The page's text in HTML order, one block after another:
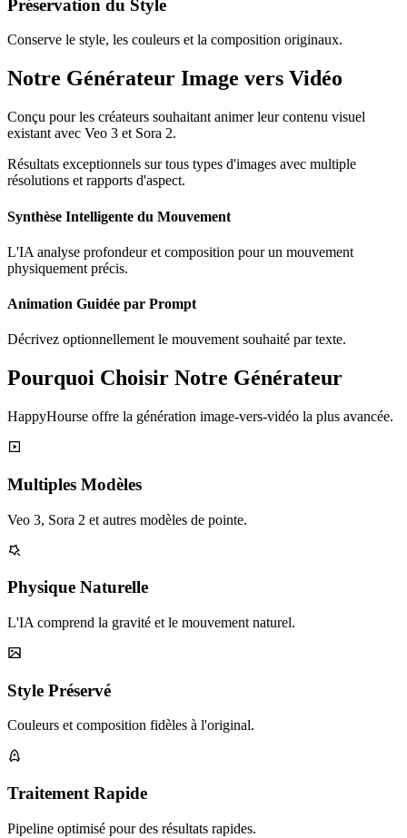
Préservation du Style
Conserve le style, les couleurs et la composition originaux.
Notre Générateur Image vers Vidéo
Conçu pour les créateurs souhaitant animer leur contenu visuel
existant avec Veo 3 et Sora 2.
Résultats exceptionnels sur tous types d'images avec multiple
résolutions et rapports d'aspect.
Synthèse Intelligente du Mouvement
L'IA analyse profondeur et composition pour un mouvement
physiquement précis.
Animation Guidée par Prompt
Décrivez optionnellement le mouvement souhaité par texte.
Pourquoi Choisir Notre Générateur
HappyHourse offre la génération image-vers-vidéo la plus avancée.
Multiples Modèles
Veo 3, Sora 2 et autres modèles de pointe.
Physique Naturelle
L'IA comprend la gravité et le mouvement naturel.
Style Préservé
Couleurs et composition fidèles à l'original.
Traitement Rapide
Pipeline optimisé pour des résultats rapides.